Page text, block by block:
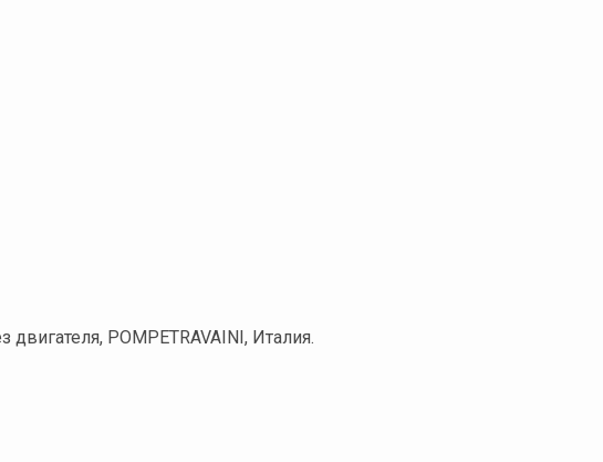
POMPETRAVAINI, Италия.